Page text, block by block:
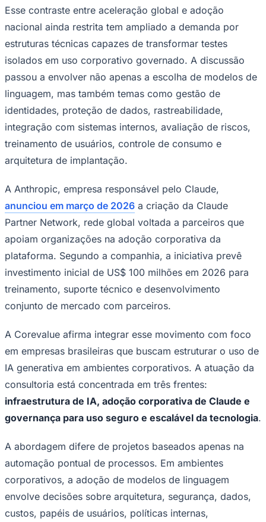
Corinthians
Palmeiras
Esse contraste entre aceleração global e adoção
nacional ainda restrita tem ampliado a demanda por
estruturas técnicas capazes de transformar testes
isolados em uso corporativo governado. A discussão
passou a envolver não apenas a escolha de modelos de
linguagem, mas também temas como gestão de
identidades, proteção de dados, rastreabilidade,
integração com sistemas internos, avaliação de riscos,
treinamento de usuários, controle de consumo e
arquitetura de implantação.
A Anthropic, empresa responsável pelo Claude,
anunciou em março de 2026 a criação da Claude
Partner Network, rede global voltada a parceiros que
apoiam organizações na adoção corporativa da
plataforma. Segundo a companhia, a iniciativa prevê
investimento inicial de US$ 100 milhões em 2026 para
treinamento, suporte técnico e desenvolvimento
conjunto de mercado com parceiros.
A Corevalue afirma integrar esse movimento com foco
em empresas brasileiras que buscam estruturar o uso de
IA generativa em ambientes corporativos. A atuação da
consultoria está concentrada em três frentes:
infraestrutura de IA, adoção corporativa de Claude e
governança para uso seguro e escalável da tecnologia.
A abordagem difere de projetos baseados apenas na
automação pontual de processos. Em ambientes
corporativos, a adoção de modelos de linguagem
envolve decisões sobre arquitetura, segurança, dados,
custos, papéis de usuários, políticas internas,